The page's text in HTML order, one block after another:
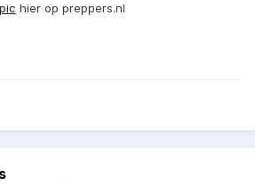
hier op preppers.nl